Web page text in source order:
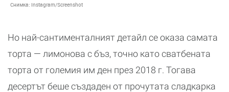
Снимка: Instagram/Screenshot
Но най-сантименталният детайл се оказа самата
торта — лимонова с бъз, точно като сватбената
торта от големия им ден през 2018 г. Тогава
десертът беше създаден от прочутата сладкарка